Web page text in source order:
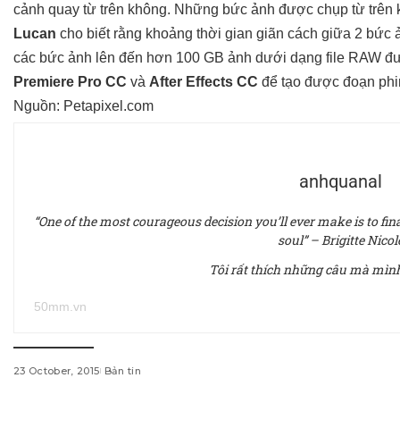
cảnh quay từ trên không. Những bức ảnh được chụp từ trên
Lucan cho biết rằng khoảng thời gian giãn cách giữa 2
các bức ảnh lên đến hơn 100 GB ảnh dưới dạng file RAW
Premiere Pro CC và After Effects CC để tạo được đoạn
Nguồn: Petapixel.com
anhquanal
“One of the most courageous decision you’ll ever make is to
soul” – Brigitte
Tôi rất thích những câu mà
50mm.vn
23 October, 2015 Bản tin